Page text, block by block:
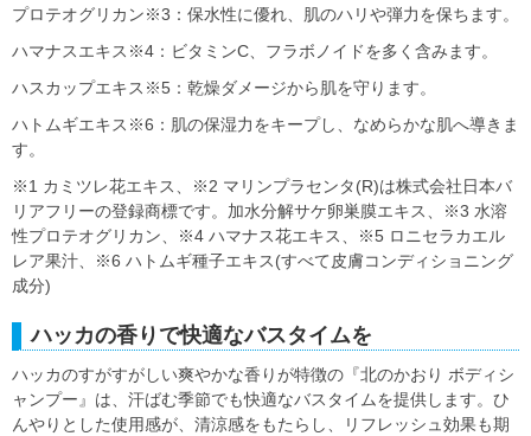
プロテオグリカン※3：保水性に優れ、肌のハリや弾力を保ちます。
ハマナスエキス※4：ビタミンC、フラボノイドを多く含みます。
ハスカップエキス※5：乾燥ダメージから肌を守ります。
ハトムギエキス※6：肌の保湿力をキープし、なめらかな肌へ導きま
す。
※1 カミツレ花エキス、※2 マリンプラセンタ(R)は株式会社日本バ
リアフリーの登録商標です。加水分解サケ卵巣膜エキス、※3 水溶
性プロテオグリカン、※4 ハマナス花エキス、※5 ロニセラカエル
レア果汁、※6 ハトムギ種子エキス(すべて皮膚コンディショニング
成分)
ハッカの香りで快適なバスタイムを
ハッカのすがすがしい爽やかな香りが特徴の『北のかおり ボディシ
ャンプー』は、汗ばむ季節でも快適なバスタイムを提供します。ひ
んやりとした使用感が、清涼感をもたらし、リフレッシュ効果も期